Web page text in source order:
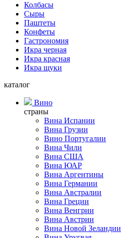
Колбасы
Сыры
Паштеты
Конфеты
Гастрономия
Икра черная
Икра красная
Икра щуки
каталог
Вино
страны
Вина Испании
Вина Грузии
Вино Португалии
Вина Чили
Вина США
Вина ЮАР
Вина Аргентины
Вина Германии
Вина Австралии
Вина Греции
Вина Венгрии
Вина Австрии
Вина Новой Зеландии